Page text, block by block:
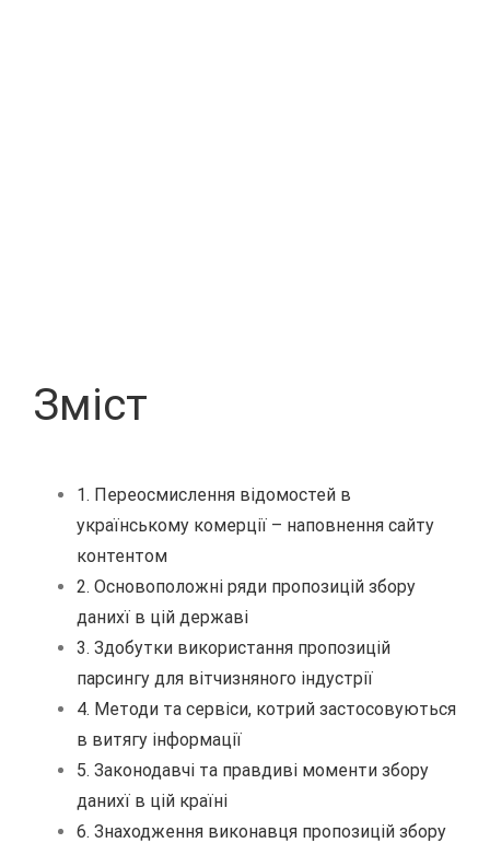
Зміст
1. Переосмислення відомостей в
українському комерції – наповнення сайту
контентом
2. Основоположні ряди пропозицій збору
данихї в цій державі
3. Здобутки використання пропозицій
парсингу для вітчизняного індустрії
4. Методи та сервіси, котрий застосовуються
в витягу інформації
5. Законодавчі та правдиві моменти збору
данихї в цій країні
6. Знаходження виконавця пропозицій збору